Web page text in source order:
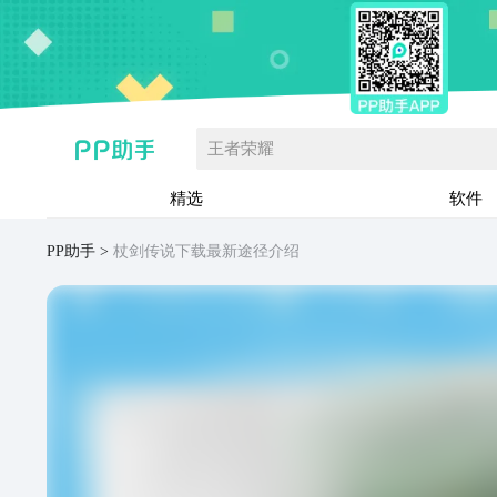
王者荣耀
精选 软件
PP助手 杖剑传说下载最新途径介绍